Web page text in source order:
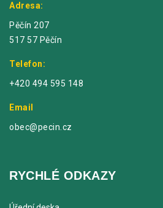
Adresa:
Pěčín 207
517 57 Pěčín
Telefon:
+420 494 595 148
Email
obec@pecin.cz
RYCHLÉ ODKAZY